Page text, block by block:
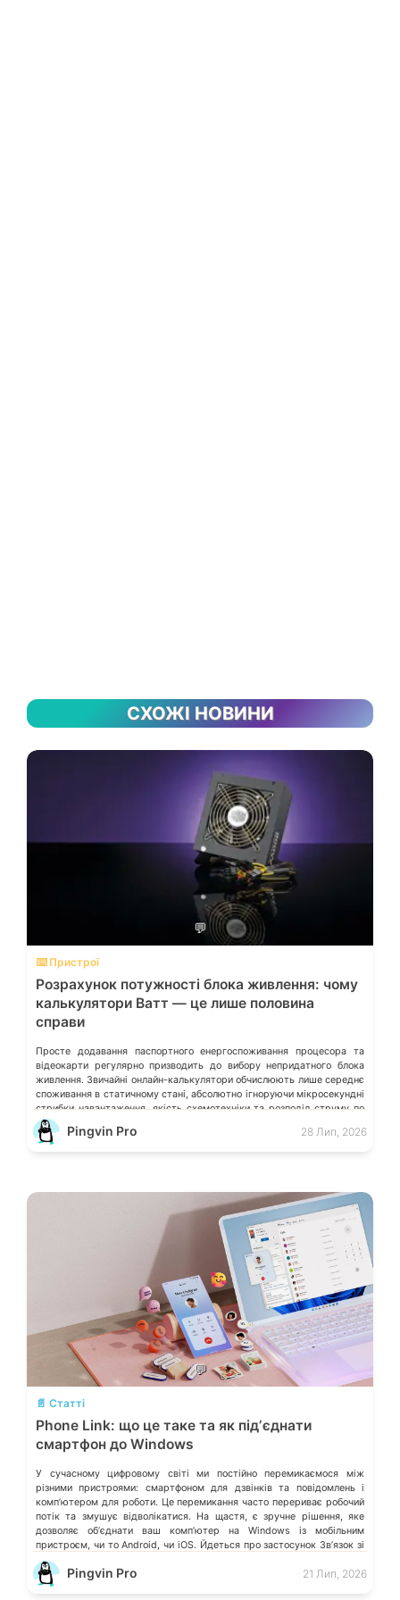
СХОЖІ НОВИНИ
💬
⌨️ Пристрої
Розрахунок потужності блока живлення: чому
калькулятори Ватт — це лише половина
справи
Просте додавання паспортного енергоспоживання процесора та
відеокарти регулярно призводить до вибору непридатного блока
живлення. Звичайні онлайн-калькулятори обчислюють лише середнє
споживання в статичному стані, абсолютно ігноруючи мікросекундні
стрибки навантаження, якість схемотехніки та розподіл струму по
окремих лініях. Розберімо, які технічні параметри насправді
визначають надійність системи живлення та як правильно підібрати
Pingvin Pro 28 Лип, 2026
💬
📄 Статті
Phone Link: що це таке та як підʼєднати
смартфон до Windows
У сучасному цифровому світі ми постійно перемикаємося між
різними пристроями: смартфоном для дзвінків та повідомлень і
компʼютером для роботи. Це перемикання часто перериває робочий
потік та змушує відволікатися. На щастя, є зручне рішення, яке
дозволяє обʼєднати ваш компʼютер на Windows із мобільним
пристроєм, чи то Android, чи iOS. Йдеться про застосунок Звʼязок зі
смартфоном (Phone Link) від Microsoft, що перетворює ваш ПК на
своєрідний «міст» до функцій смартфона.
Pingvin Pro 21 Лип, 2026